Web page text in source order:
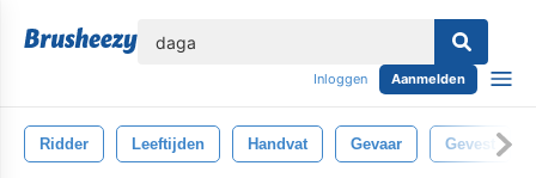
Inloggen Aanmelden
Ridder Leeftijden Handvat Gevaar Gevest